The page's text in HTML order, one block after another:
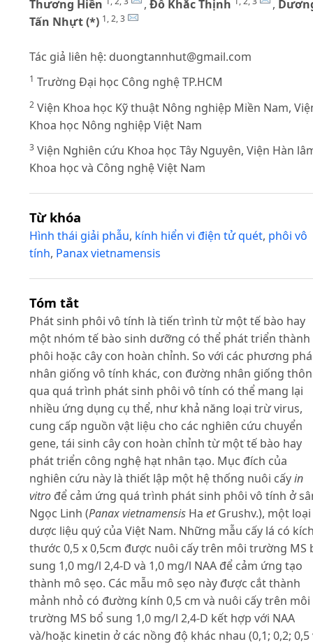
Thương Hiền , Đỗ Khắc Thịnh ,
Tấn Nhựt (*) 1, 2, 3
Tác giả liên hệ: duongtannhut@gmail.com
1 Trường Đại học Công nghệ TP.HCM
2 Viện Khoa học Kỹ thuật Nông nghiệp Miền Nam,
Khoa học Nông nghiệp Việt Nam
3 Viện Nghiên cứu Khoa học Tây Nguyên, Viện Hàn
Khoa học và Công nghệ Việt Nam
Từ khóa
Hình thái giải phẫu, kính hiển vi điện tử quét, phôi vô
tính, Panax vietnamensis
Tóm tắt
Phát sinh phôi vô tính là tiến trình từ một tế bào hay
một nhóm tế bào sinh dưỡng có thể phát triển thành
phôi hoặc cây con hoàn chỉnh. So với các phương
nhân giống vô tính khác, con đường nhân giống
qua quá trình phát sinh phôi vô tính có thể mang lại
nhiều ứng dụng cụ thể, như khả năng loại trừ virus,
cung cấp nguồn vật liệu cho các nghiên cứu chuyển
gene, tái sinh cây con hoàn chỉnh từ một tế bào hay
phát triển công nghệ hạt nhân tạo. Mục đích của
nghiên cứu này là thiết lập một hệ thống nuôi cấyin
vitro để cảm ứng quá trình phát sinh phôi vô tính ở
Ngọc Linh (Panax vietnamensis Ha etGrushv.), một loại
dược liệu quý của Việt Nam. Những mẫu cấy lá có
thước 0,5 x 0,5cm được nuôi cấy trên môi trường MS
sung 1,0 mg/l 2,4-D và 1,0 mg/l NAA để cảm ứng tạo
thành mô sẹo. Các mẫu mô sẹo này được cắt thành
mảnh nhỏ có đường kính 0,5 cm và nuôi cấy trên môi
trường MS bổ sung 1,0 mg/l 2,4-D kết hợp với NAA
và/hoặc kinetin ở các nồng độ khác nhau (0,1; 0,2; 0,5